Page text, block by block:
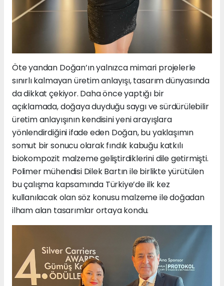
Öte yandan Doğan’ın yalnızca mimari projelerle
sınırlı kalmayan üretim anlayışı, tasarım dünyasında
da dikkat çekiyor. Daha önce yaptığı bir
açıklamada, doğaya duyduğu saygı ve sürdürülebilir
üretim anlayışının kendisini yeni arayışlara
yönlendirdiğini ifade eden Doğan, bu yaklaşımın
somut bir sonucu olarak fındık kabuğu katkılı
biokompozit malzeme geliştirdiklerini dile getirmişti.
Polimer mühendisi Dilek Bartın ile birlikte yürütülen
bu çalışma kapsamında Türkiye’de ilk kez
kullanılacak olan söz konusu malzeme ile doğadan
ilham alan tasarımlar ortaya kondu.